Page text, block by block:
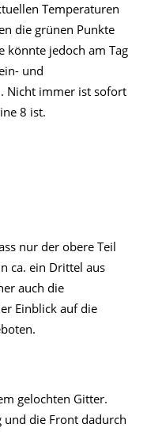
Temperaturen
die grünen Punkte
könnte jedoch am Tag
und
Nicht immer ist sofort
8 ist.
nur der obere Teil
ca. ein Drittel aus
auch die
Einblick auf die
gelochten Gitter.
und die Front dadurch